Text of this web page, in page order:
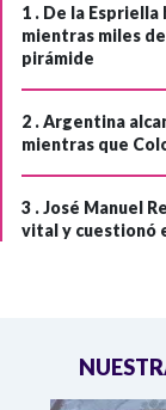
1 . De la Espriella
mientras miles
pirámide
2 .Argentina
mientras que
3 .José Manuel
vital y cuestionó